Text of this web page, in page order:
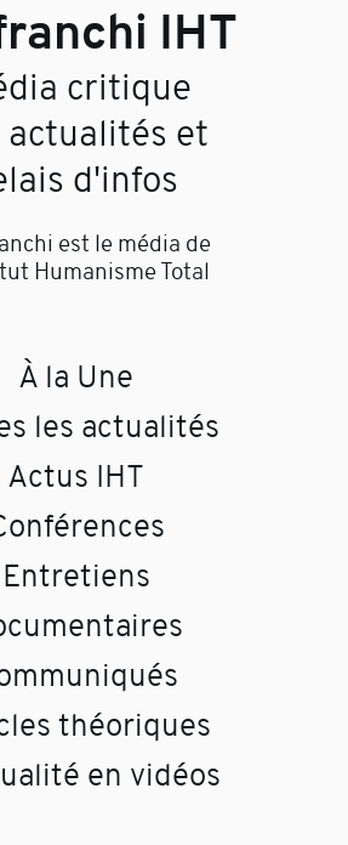
IHT
critique
actualités et
d'infos
est le média de
Humanisme Total
À la Une
les actualités
Actus IHT
Entretiens
théoriques
en vidéos